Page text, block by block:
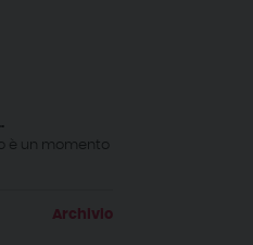
è un momento
Archivio